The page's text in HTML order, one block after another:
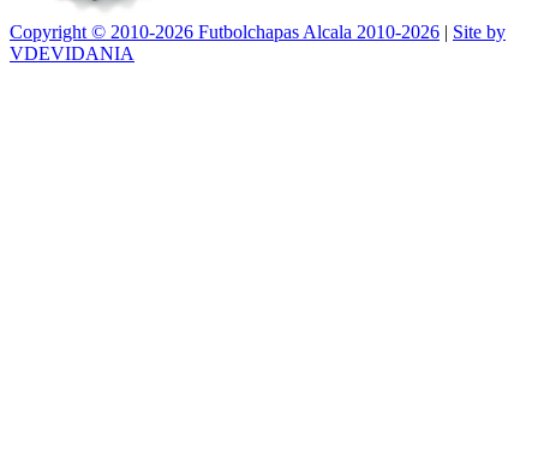
Copyright © 2010-2026 Futbolchapas Alcala 2010-2026 | Site by
VDEVIDANIA